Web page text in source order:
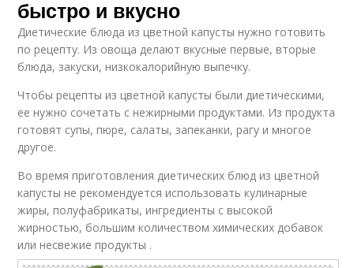
быстро и вкусно
Диетические блюда из цветной капусты нужно готовить
по рецепту. Из овоща делают вкусные первые, вторые
блюда, закуски, низкокалорийную выпечку.
Чтобы рецепты из цветной капусты были диетическими,
ее нужно сочетать с нежирными продуктами. Из продукта
готовят супы, пюре, салаты, запеканки, рагу и многое
другое.
Во время приготовления диетических блюд из цветной
капусты не рекомендуется использовать кулинарные
жиры, полуфабрикаты, ингредиенты с высокой
жирностью, большим количеством химических добавок
или несвежие продукты .